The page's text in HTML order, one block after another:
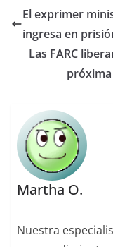
El exprimer
ingresa en
Las FARC
Martha O.
Nuestra